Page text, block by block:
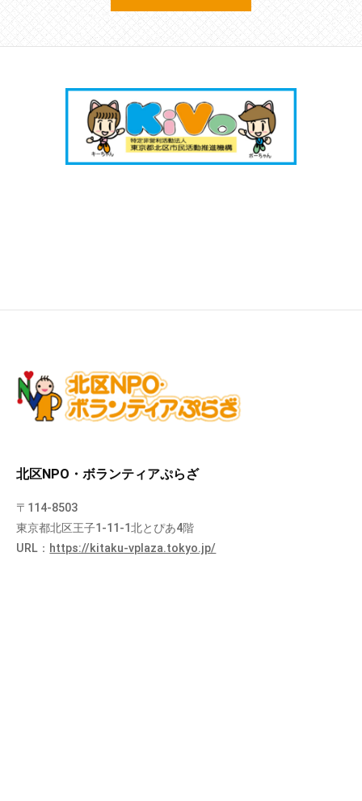
北区NPO・ボランティアぷらざ
〒114-8503
東京都北区王子1-11-1北とぴあ4階
URL： https://kitaku-vplaza.tokyo.jp/